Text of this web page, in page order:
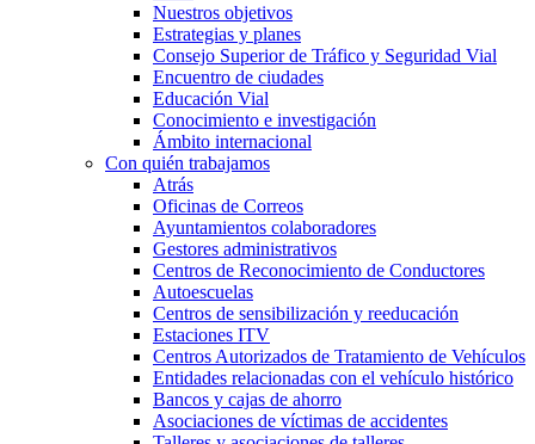
Nuestros objetivos
Estrategias y planes
Consejo Superior de Tráfico y Seguridad Vial
Encuentro de ciudades
Educación Vial
Conocimiento e investigación
Ámbito internacional
Con quién trabajamos
Atrás
Oficinas de Correos
Ayuntamientos colaboradores
Gestores administrativos
Centros de Reconocimiento de Conductores
Autoescuelas
Centros de sensibilización y reeducación
Estaciones ITV
Centros Autorizados de Tratamiento de Vehículos
Entidades relacionadas con el vehículo histórico
Bancos y cajas de ahorro
Asociaciones de víctimas de accidentes